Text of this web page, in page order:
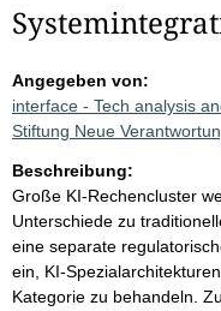
Angegeben von:
interface - Tech analysis
Stiftung Neue
Beschreibung:
Große KI-Rechencluster
Unterschiede zu
eine separate
ein, KI-
Kategorie zu behandeln.